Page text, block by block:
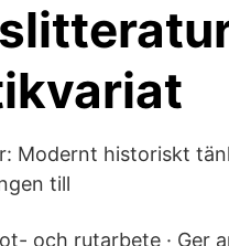
Modernt historiskt
till
och rutarbete · Ger